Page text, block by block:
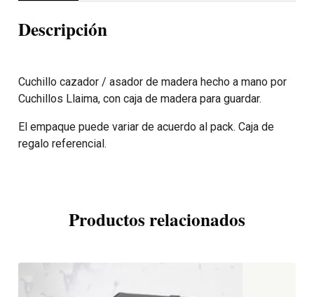
Descripción
Cuchillo cazador / asador de madera hecho a mano por
Cuchillos Llaima, con caja de madera para guardar.
El empaque puede variar de acuerdo al pack. Caja de
regalo referencial.
Productos relacionados